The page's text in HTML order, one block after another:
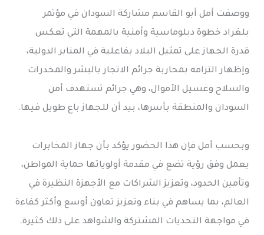
ووصفت أمل أبو القاسم مشاركة السودان في مؤتمر
بلغراد خطوة دبلوماسية وأمنية بالمهمة التي تعكس
قدرة الجهاز على تمثيل البلاد بفاعلية في المنابر الدولية،
وإظهار التزامه بمحاربة جرائم الاتجار بالبشر والمخدرات
والسلاح وغسيل الأموال، وهي جرائم تستهدف أمن
السودان والمنطقة بأسرها، بيد أن للجهاز باع طويل فيها.
وبحسب أمل فإن هذا الحضور يؤكد بأن جهاز المخابرات
يعمل وفق رؤية تضع في مقدمة أولوياتها حماية المواطن،
وتأمين الحدود، وتعزيز الشراكات مع الأجهزة النظيرة في
العالم، بما يساهم في بناء وتعزيز تعاون أوسع وأكثر كفاءة
في مواجهة التحديات المشتركة والشواهد على ذلك كثيرة.